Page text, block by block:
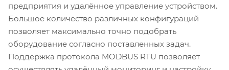
предприятия и удалённое управление устройством.
Большое количество различных конфигураций
позволяет максимально точно подобрать
оборудование согласно поставленных задач.
Поддержка протокола MODBUS RTU позволяет